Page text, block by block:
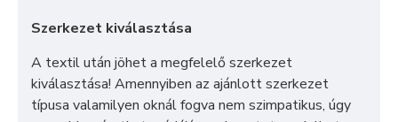
Szerkezet kiválasztása
A textil után jöhet a megfelelő szerkezet
kiválasztása! Amennyiben az ajánlott szerkezet
típusa valamilyen oknál fogva nem szimpatikus, úgy